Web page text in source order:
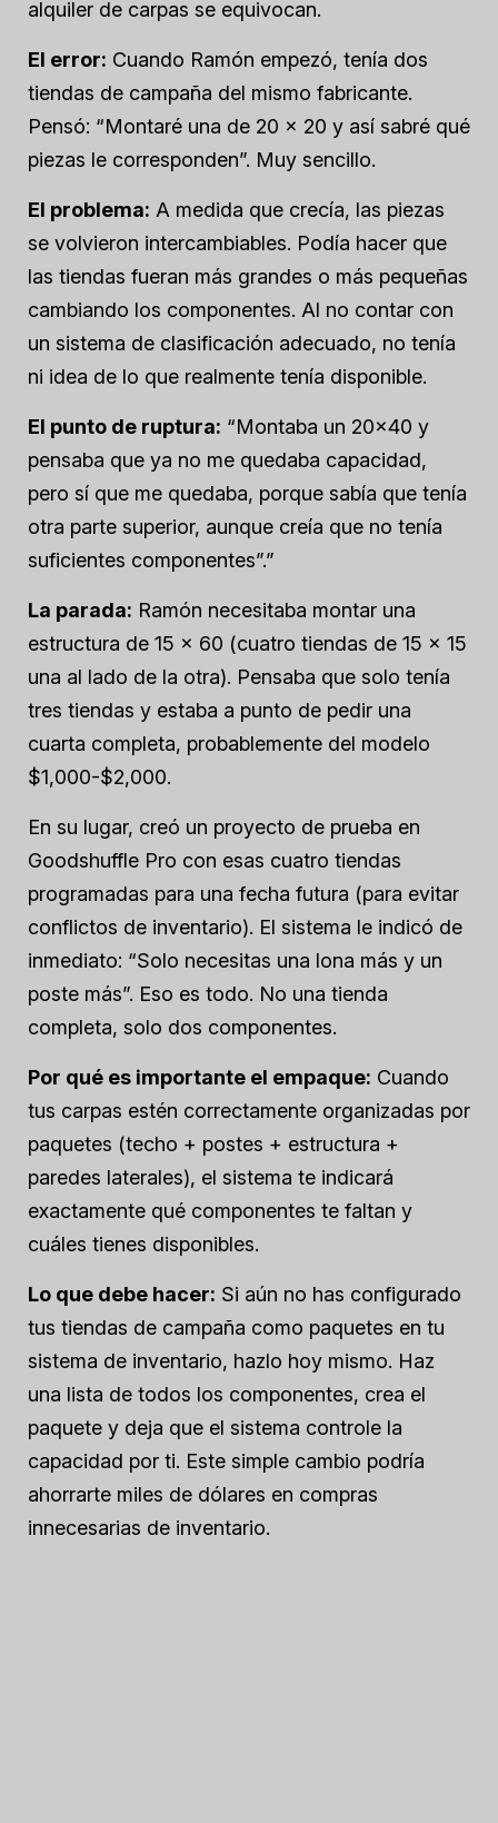
alquiler de carpas se equivocan.
El error: Cuando Ramón empezó, tenía dos
tiendas de campaña del mismo fabricante.
Pensó: “Montaré una de 20 × 20 y así sabré qué
piezas le corresponden”. Muy sencillo.
El problema: A medida que crecía, las piezas
se volvieron intercambiables. Podía hacer que
las tiendas fueran más grandes o más pequeñas
cambiando los componentes. Al no contar con
un sistema de clasificación adecuado, no tenía
ni idea de lo que realmente tenía disponible.
El punto de ruptura: “Montaba un 20×40 y
pensaba que ya no me quedaba capacidad,
pero sí que me quedaba, porque sabía que tenía
otra parte superior, aunque creía que no tenía
suficientes componentes”.”
La parada: Ramón necesitaba montar una
estructura de 15 × 60 (cuatro tiendas de 15 × 15
una al lado de la otra). Pensaba que solo tenía
tres tiendas y estaba a punto de pedir una
cuarta completa, probablemente del modelo
$1,000-$2,000.
En su lugar, creó un proyecto de prueba en
Goodshuffle Pro con esas cuatro tiendas
programadas para una fecha futura (para evitar
conflictos de inventario). El sistema le indicó de
inmediato: “Solo necesitas una lona más y un
poste más”. Eso es todo. No una tienda
completa, solo dos componentes.
Por qué es importante el empaque: Cuando
tus carpas estén correctamente organizadas por
paquetes (techo + postes + estructura +
paredes laterales), el sistema te indicará
exactamente qué componentes te faltan y
cuáles tienes disponibles.
Lo que debe hacer: Si aún no has configurado
tus tiendas de campaña como paquetes en tu
sistema de inventario, hazlo hoy mismo. Haz
una lista de todos los componentes, crea el
paquete y deja que el sistema controle la
capacidad por ti. Este simple cambio podría
ahorrarte miles de dólares en compras
innecesarias de inventario.